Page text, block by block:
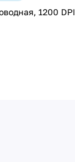
1200 DPI